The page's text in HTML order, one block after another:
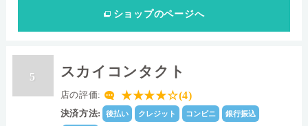
ショップのページへ
5 スカイコンタクト
店の評価: ★★★★☆(4)
決済方法: 後払い クレジット コンビニ 銀行振込